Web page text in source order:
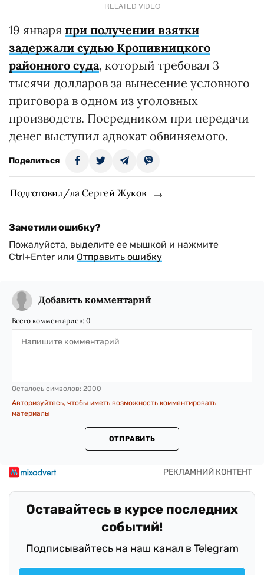
RELATED VIDEO
19 января при получении взятки
задержали судью Кропивницкого
районного суда, который требовал 3
тысячи долларов за вынесение условного
приговора в одном из уголовных
производств. Посредником при передачи
денег выступил адвокат обвиняемого.
Поделиться
Подготовил/ла Сергей Жуков
Заметили ошибку?
Пожалуйста, выделите ее мышкой и нажмите
Ctrl+Enter или Отправить ошибку
Добавить комментарий
Всего комментариев: 0
Осталось символов: 2000
Авторизуйтесь, чтобы иметь возможность комментировать
материалы
ОТПРАВИТЬ
Оставайтесь в курсе последних
событий!
Подписывайтесь на наш канал в Telegram